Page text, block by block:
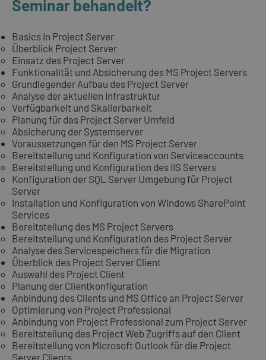
Seminar behandelt?
Basics in Project Server
Überblick Project Server
Einsatz des Project Server
Funktionalität und Absicherung des MS Project Servers
Grundlegender Aufbau des Project Server
Analyse der aktuellen Infrastruktur
Verfügbarkeit und Skalierbarkeit
Planung für das Project Server Umfeld
Absicherung der Systemserver
Voraussetzungen für den MS Project Server
Bereitstellung und Konfiguration von Serviceaccounts
Bereitstellung und Konfiguration des IIS Servers
Konfiguration der SQL Server Umgebung für Project
Server
Installation und Konfiguration von Windows SharePoint
Services
Bereitstellung des MS Project Servers
Bereitstellung und Konfiguration des Project Server
Analyse des Servicespeichers für die Migration
Überblick des Project Server Client
Auswahl des Project Client
Planung der Clientkonfiguration
Anbindung des Clients und MS Office an Project Server
Optimierung von Project Professional
Anbindung von Project Professional zum Project Server
Bereitstellung des Project Web Zugriffs auf den Client
Bereitstellung von Microsoft Outlook für die Project
Server Clients